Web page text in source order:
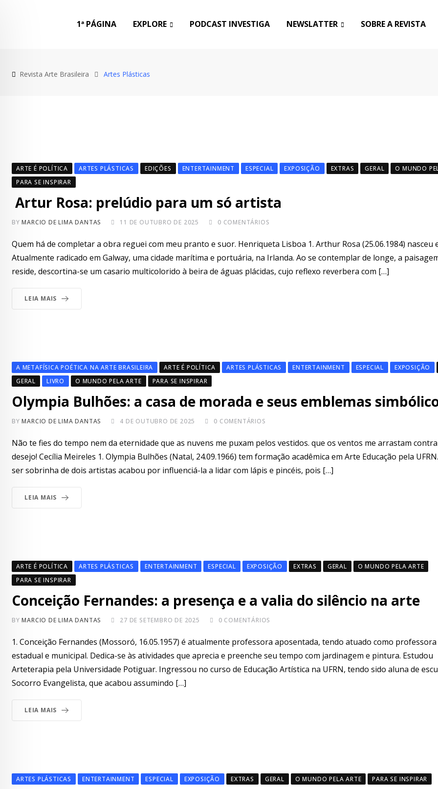
1ª PÁGINA EXPLORE PODCAST INVESTIGA NEWSLATTER SOBRE A REVISTA
Revista Arte Brasileira Artes Plásticas
ARTE É POLÍTICA ARTES PLÁSTICAS EDIÇÕES ENTERTAINMENT ESPECIAL EXPOSIÇÃO EXTRAS GERAL
O MUNDO
PARA SE INSPIRAR
Artur Rosa: prelúdio para um só artista
BYMARCIO DE LIMA DANTAS 11 DE OUTUBRO DE 2025 0 COMENTÁRIOS
Quem há de completar a obra reguei com meu pranto e suor. Henriqueta Lisboa 1. Arthur Rosa (25.06.1984) nasceu
Atualmente radicado em Galway, uma cidade marítima e portuária, na Irlanda. Ao se contemplar de longe, a
reside, descortina-se um casario multicolorido à beira de águas plácidas, cujo reflexo reverbera com […]
LEIA MAIS
A METAFÍSICA POÉTICA NA ARTE BRASILEIRA ARTE É POLÍTICA ARTES PLÁSTICAS ENTERTAINMENT ESPECIAL EXPOSIÇÃO
GERAL
LIVRO O MUNDO PELA ARTE PARA SE INSPIRAR
Olympia Bulhões: a casa de morada e seus emblemas
BYMARCIO DE LIMA DANTAS 4 DE OUTUBRO DE 2025 0 COMENTÁRIOS
Não te fies do tempo nem da eternidade que as nuvens me puxam pelos vestidos. que os ventos me arrastam
desejo! Cecília Meireles 1. Olympia Bulhões (Natal, 24.09.1966) tem formação acadêmica em Arte Educação pela
ser sobrinha de dois artistas acabou por influenciá-la a lidar com lápis e pincéis, pois […]
LEIA MAIS
ARTE É POLÍTICA ARTES PLÁSTICAS ENTERTAINMENT ESPECIAL EXPOSIÇÃO EXTRAS GERAL
O MUNDO PELA ARTE
PARA SE INSPIRAR
Conceição Fernandes: a presença e a valia do silêncio na arte
BYMARCIO DE LIMA DANTAS 27 DE SETEMBRO DE 2025 0 COMENTÁRIOS
1. Conceição Fernandes (Mossoró, 16.05.1957) é atualmente professora aposentada, tendo atuado como
estadual e municipal. Dedica-se às atividades que aprecia e preenche seu tempo com jardinagem e pintura. Estudou
Arteterapia pela Universidade Potiguar. Ingressou no curso de Educação Artística na UFRN, tendo sido aluna de
Socorro Evangelista, que acabou assumindo […]
LEIA MAIS
ARTES PLÁSTICAS ENTERTAINMENT ESPECIAL EXPOSIÇÃO EXTRAS GERAL O MUNDO PELA ARTE PARA SE INSPIRAR